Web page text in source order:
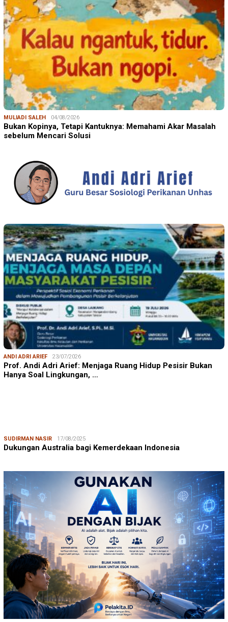
MULIADI SALEH 04/08/2026
Bukan Kopinya, Tetapi Kantuknya: Memahami Akar Masalah
sebelum Mencari Solusi
ANDI ADRI ARIEF 23/07/2026
Prof. Andi Adri Arief: Menjaga Ruang Hidup Pesisir Bukan
Hanya Soal Lingkungan, …
SUDIRMAN NASIR 17/08/2025
Dukungan Australia bagi Kemerdekaan Indonesia